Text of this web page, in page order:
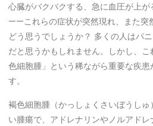
心臓がバクバクする、急に血圧が上
——これらの症状が突然現れ、また突
どう思うでしょうか？ 多くの人はパ
だと思うかもしれません。しかし、
色細胞腫」という稀ながら重要な疾
す。
褐色細胞腫（かっしょくさいぼうし
い腫瘍で、アドレナリンやノルアド